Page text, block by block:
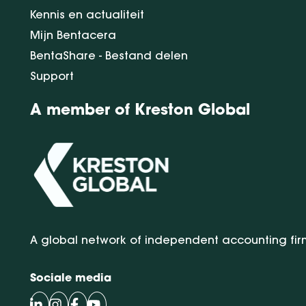
Kennis en actualiteit
Mijn Bentacera
BentaShare - Bestand delen
Support
A member of Kreston Global
A global network of independent accounting
Sociale media